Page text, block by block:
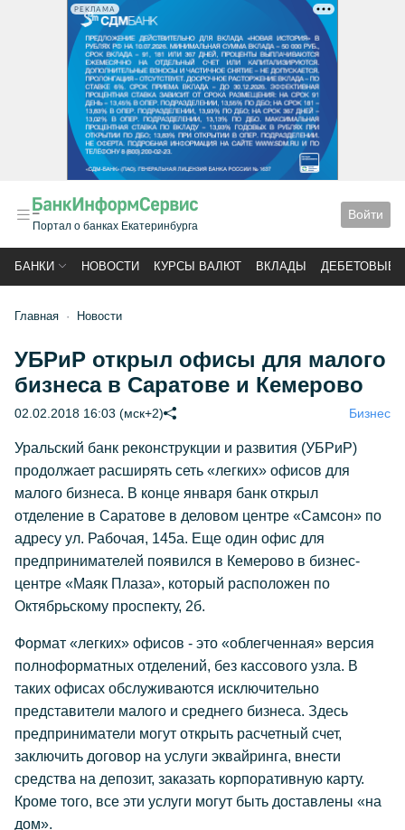
РЕКЛАМА
Портал о банках Екатеринбурга
Войти
БАНКИ НОВОСТИ КУРСЫ ВАЛЮТ ВКЛАДЫ ДЕБЕТОВЫЕ
Главная Новости
УБРиР открыл офисы для малого
бизнеса в Саратове и Кемерово
02.02.2018 16:03 (мск+2) Бизнес
Уральский банк реконструкции и развития (УБРиР)
продолжает расширять сеть «легких» офисов для
малого бизнеса. В конце января банк открыл
отделение в Саратове в деловом центре «Самсон» по
адресу ул. Рабочая, 145а. Еще один офис для
предпринимателей появился в Кемерово в бизнес-
центре «Маяк Плаза», который расположен по
Октябрьскому проспекту, 2б.
Формат «легких» офисов - это «облегченная» версия
полноформатных отделений, без кассового узла. В
таких офисах обслуживаются исключительно
представители малого и среднего бизнеса. Здесь
предприниматели могут открыть расчетный счет,
заключить договор на услуги эквайринга, внести
средства на депозит, заказать корпоративную карту.
Кроме того, все эти услуги могут быть доставлены «на
дом».